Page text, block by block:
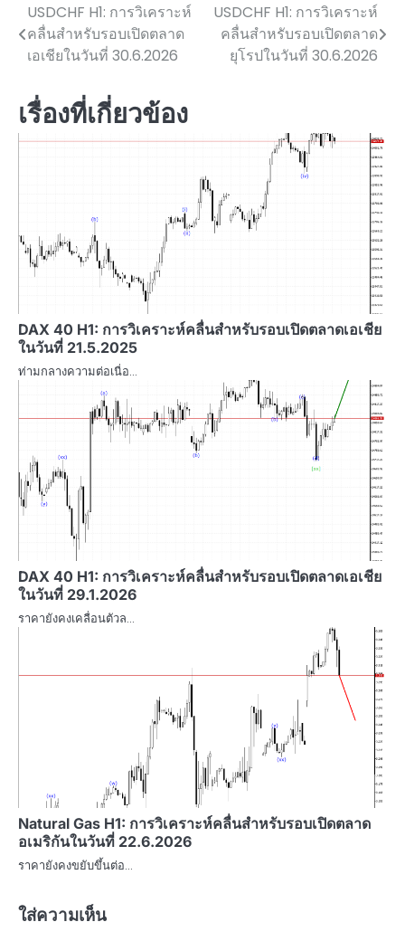
แนะแนว
เรื่อง
USDCHF H1: การวิเคราะห์
คลื่นสำหรับรอบเปิดตลาด
เอเชียในวันที่ 30.6.2026
USDCHF H1: การวิเคราะห์
คลื่นสำหรับรอบเปิดตลาด
ยุโรปในวันที่ 30.6.2026
เรื่องที่เกี่ยวข้อง
DAX 40 H1: การวิเคราะห์คลื่นสำหรับรอบเปิดตลาดเอเชีย
ในวันที่ 21.5.2025
ท่ามกลางความต่อเนื่อ…
DAX 40 H1: การวิเคราะห์คลื่นสำหรับรอบเปิดตลาดเอเชีย
ในวันที่ 29.1.2026
ราคายังคงเคลื่อนตัวล…
Natural Gas H1: การวิเคราะห์คลื่นสำหรับรอบเปิดตลาด
อเมริกันในวันที่ 22.6.2026
ราคายังคงขยับขึ้นต่อ…
ใส่ความเห็น